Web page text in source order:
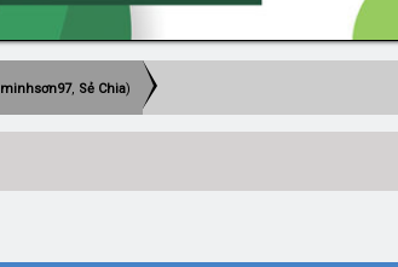
minhsơn97, Sẻ Chia)